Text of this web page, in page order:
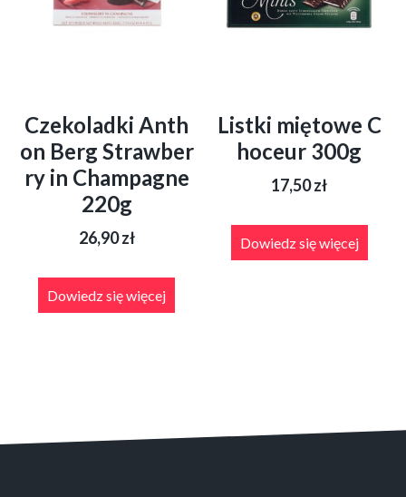
Czekoladki Anth
on Berg Strawber
ry in Champagne
220g
26,90zł
Dowiedz się więcej
Listki miętowe C
hoceur 300g
17,50zł
Dowiedz się więcej